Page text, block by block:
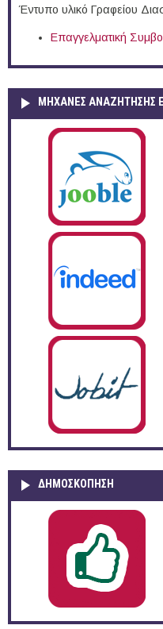
Έντυπο υλικό Γραφείου
Επαγγελματική
ΜΗΧΑΝΕΣ ΑΝΑΖΗΤΗΣΗΣ
ΔΗΜΟΣΚΌΠΗΣΗ